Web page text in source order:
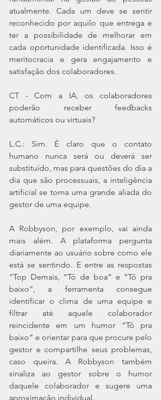
atualmente. Cada um deve se sentir
reconhecido por aquilo que entrega e
ter a possibilidade de melhorar em
cada oportunidade identificada. Isso é
meritocracia e gera engajamento e
satisfação dos colaboradores.
CT - Com a IA, os colaboradores
poderão receber feedbacks
automáticos ou virtuais?
L.C.: Sim. É claro que o contato
humano nunca será ou deverá ser
substituído, mas para questões do dia a
dia que são processuais, a inteligência
artificial se torna uma grande aliada do
gestor de uma equipe.
A Robbyson, por exemplo, vai ainda
mais além. A plataforma pergunta
diariamente ao usuário sobre como ele
está se sentindo. E entre as respostas
“Top Demais, “Tô de boa” e “Tô pra
baixo”, a ferramenta consegue
identificar o clima de uma equipe e
filtrar até aquele colaborador
reincidente em um humor “Tô pra
baixo” e orientar para que procure pelo
gestor e compartilhe seus problemas,
caso queira. A Robbyson também
sinaliza ao gestor sobre o humor
daquele colaborador e sugere uma
aproximação individual.